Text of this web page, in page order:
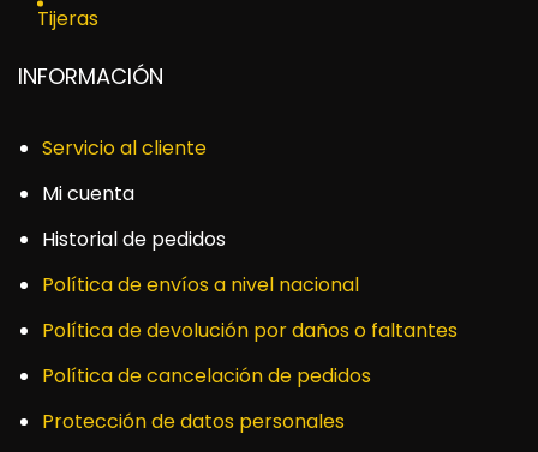
Tijeras
INFORMACIÓN
Servicio al cliente
Mi cuenta
Historial de pedidos
Política de envíos a nivel nacional
Política de devolución por daños o faltantes
Política de cancelación de pedidos
Protección de datos personales